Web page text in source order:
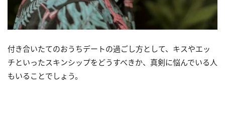
付き合いたてのおうちデートの過ごし方として、キスやエッ
チといったスキンシップをどうすべきか、真剣に悩んでいる人
もいることでしょう。